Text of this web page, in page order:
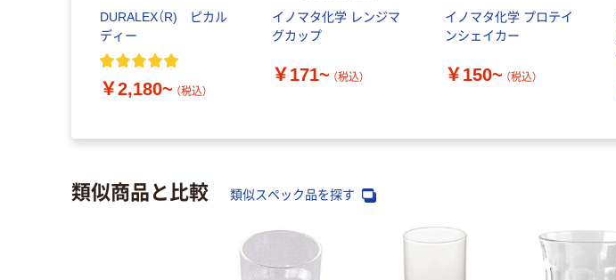
DURALEX（R) ピカル
ディー
￥2,180~ （税込）
イノマタ化学 レンジマ
グカップ
￥171~ （税込）
イノマタ化学 プロテイ
ンシェイカー
￥150~ （税込）
類似商品と比較 類似スペック品を探す